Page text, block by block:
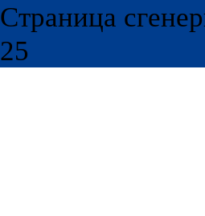
Страница
25